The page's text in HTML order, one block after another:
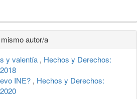
autor/a
y valentía , Hechos y Derechos:
INE? , Hechos y Derechos: